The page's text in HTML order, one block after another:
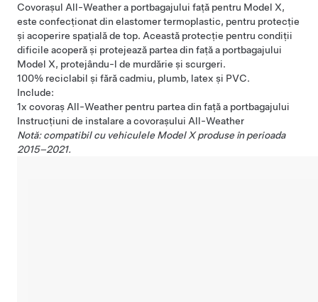
Covorașul All-Weather a portbagajului față pentru Model X,
este confecționat din elastomer termoplastic, pentru protecție
și acoperire spațială de top. Această protecție pentru condiții
dificile acoperă și protejează partea din față a portbagajului
Model X, protejându-l de murdărie și scurgeri.
100% reciclabil și fără cadmiu, plumb, latex și PVC.
Include:
1x covoraș All-Weather pentru partea din față a portbagajului
Instrucțiuni de instalare a covorașului All-Weather
Notă: compatibil cu vehiculele Model X produse în perioada
2015–2021.